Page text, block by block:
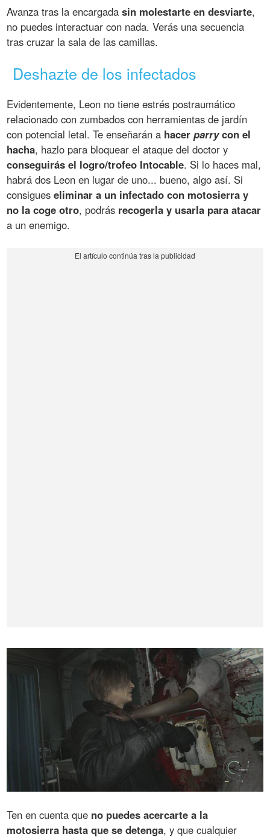
Avanza tras la encargadasin molestarte en desviarte,
no puedes interactuar con nada. Verás una secuencia
tras cruzar la sala de las camillas.
Deshazte de los infectados
Evidentemente, Leon no tiene estrés postraumático
relacionado con zumbados con herramientas de jardín
con potencial letal. Te enseñarán a hacerparrycon el
hacha, hazlo para bloquear el ataque del doctor y
conseguirás el logro/trofeo Intocable. Si lo haces mal,
habrá dos Leon en lugar de uno... bueno, algo así. Si
consigueseliminar a un infectado con motosierra y
no la coge otro, podrás recogerla y usarla para atacar
a un enemigo.
Ten en cuenta que no puedes acercarte a la
motosierra hasta que se detenga, y que cualquier